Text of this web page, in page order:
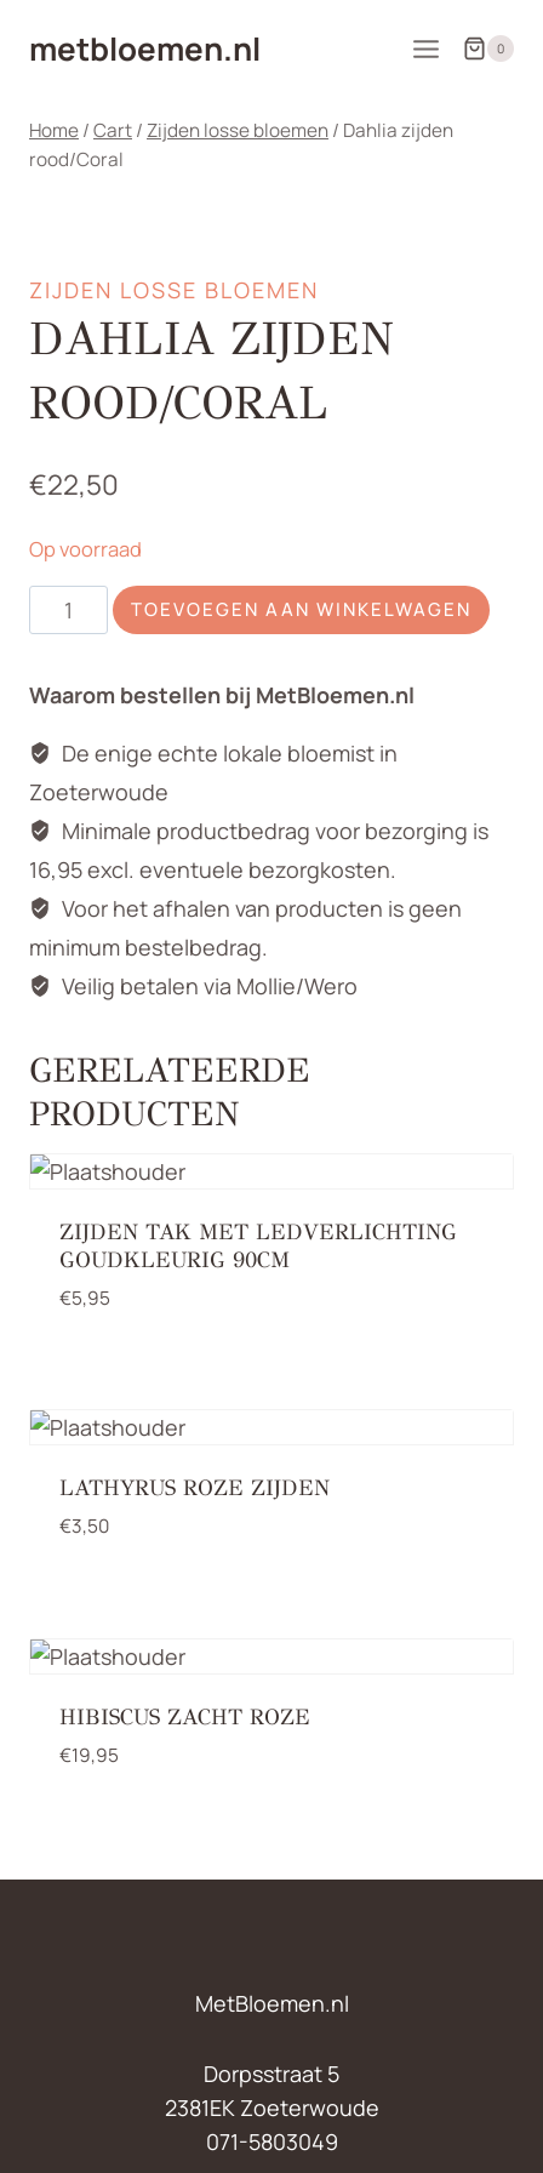
naarmetbloemen.nl 0
Home/Cart/ Zijden losse bloemen/ Dahlia zijden
rood/Coral
ZIJDEN LOSSE BLOEMEN
DAHLIA ZIJDEN
ROOD/CORAL
€22,50
Op voorraad
Dahlia
zijden
aantal
TOEVOEGEN AAN WINKELWAGEN
Waarom bestellen bij MetBloemen.nl
De enige echte lokale bloemist in
Zoeterwoude
Minimale productbedrag voor bezorging is
16,95 excl. eventuele bezorgkosten.
Voor het afhalen van producten is geen
minimum bestelbedrag.
Veilig betalen via Mollie/Wero
GERELATEERDE
PRODUCTEN
ZIJDEN TAK MET LEDVERLICHTING
GOUDKLEURIG 90CM
€5,95
LATHYRUS ROZE ZIJDEN
€3,50
HIBISCUS ZACHT ROZE
€19,95
MetBloemen.nl
Dorpsstraat 5
2381EK Zoeterwoude
071-5803049